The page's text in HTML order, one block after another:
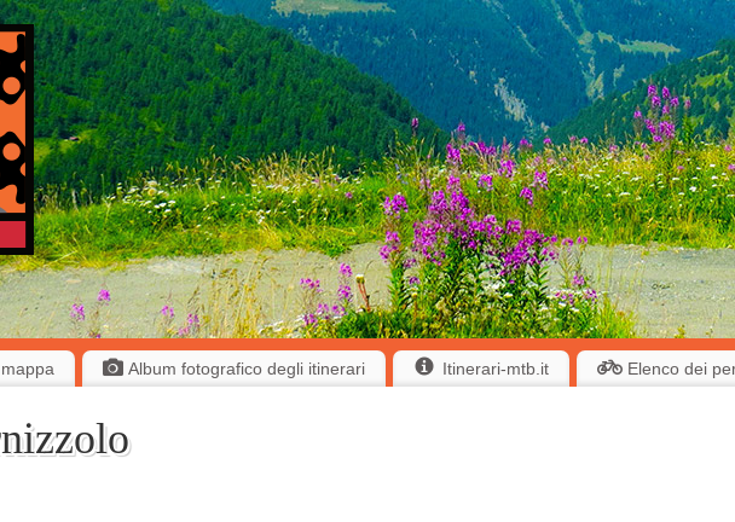
Album fotografico degli itinerari Itinerari-mtb.it Elenco dei